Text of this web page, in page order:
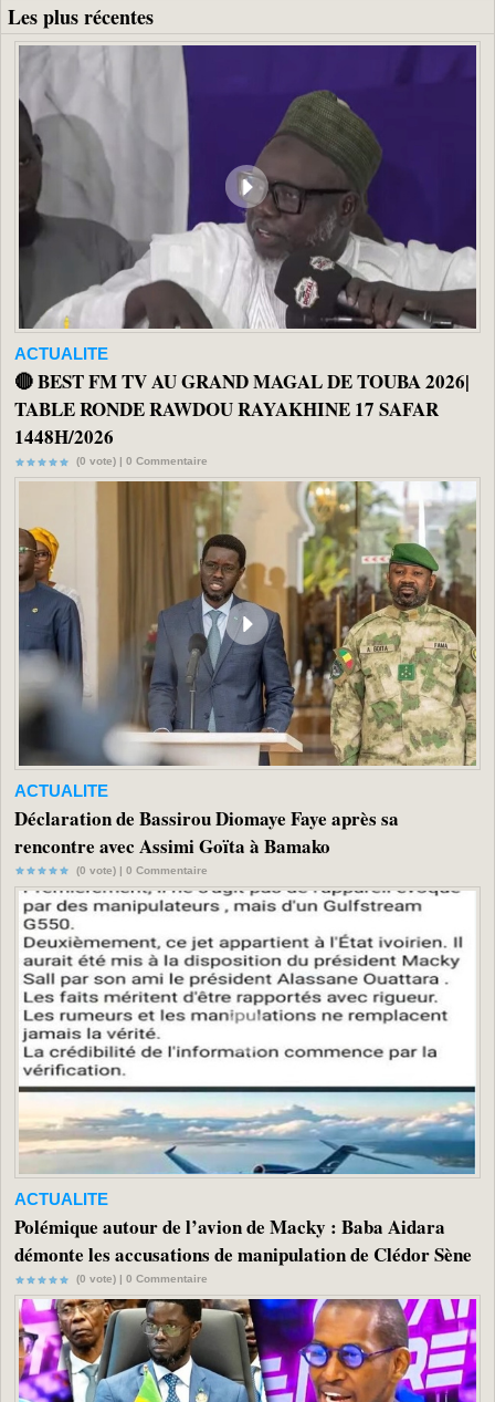
Les plus récentes
ACTUALITE
🔴 BEST FM TV AU GRAND MAGAL DE TOUBA 2026|
TABLE RONDE RAWDOU RAYAKHINE 17 SAFAR
1448H/2026
(0 vote) | 0 Commentaire
ACTUALITE
Déclaration de Bassirou Diomaye Faye après sa
rencontre avec Assimi Goïta à Bamako
(0 vote) | 0 Commentaire
ACTUALITE
Polémique autour de l’avion de Macky : Baba Aidara
démonte les accusations de manipulation de Clédor Sène
(0 vote) | 0 Commentaire